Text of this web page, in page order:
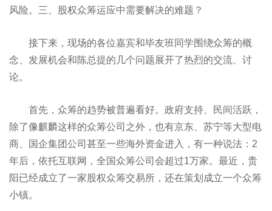
风险。三、股权众筹运应中需要解决的难题？
接下来，现场的各位嘉宾和毕友班同学围绕众筹的概
念、发展机会和陈总提的几个问题展开了热烈的交流、讨
论。
首先，众筹的趋势被普遍看好。政府支持、民间活跃，
除了像麒麟这样的众筹公司之外，也有京东、苏宁等大型电
商、国企集团公司甚至一些海外资金进入，有一种说法：2
年后，依托互联网，全国众筹公司会超过1万家。最近，贵
阳已经成立了一家股权众筹交易所，还在策划成立一个众筹
小镇。